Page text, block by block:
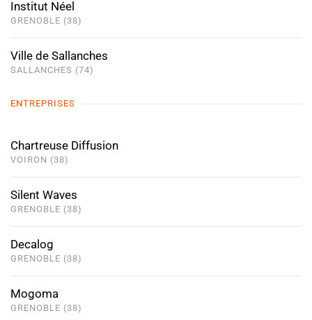
Institut Néel
GRENOBLE (38)
Ville de Sallanches
SALLANCHES (74)
ENTREPRISES
Chartreuse Diffusion
VOIRON (38)
Silent Waves
GRENOBLE (38)
Decalog
GRENOBLE (38)
Mogoma
GRENOBLE (38)